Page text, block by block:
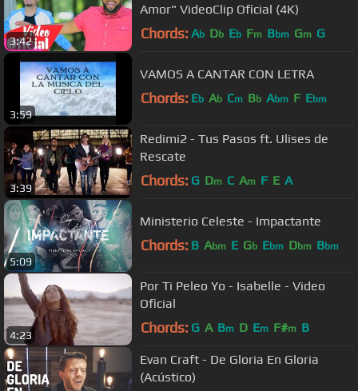
3:42
Amor" VideoClip Oficial (4K)
Chords: Ab Db Eb Fm Bbm Gm G
3:59
VAMOS A CANTAR CON LETRA
Chords: Eb Ab Cm Bb Abm F Ebm
3:39
Redimi2 - Tus Pasos ft. Ulises de
Rescate
Chords: G Dm C Am F E A
5:09
Ministerio Celeste - Impactante
Chords: B Abm E Gb Ebm Dbm Bbm
4:23
Por Ti Peleo Yo - Isabelle - Video
Oficial
Chords: G A Bm D Em F#m B
Evan Craft - De Gloria En Gloria
(Acústico)